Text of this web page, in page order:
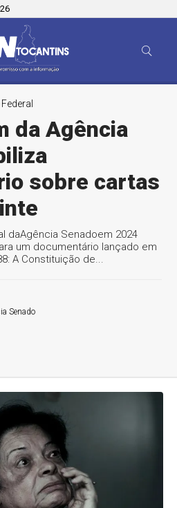
da Agência
sobre cartas
daAgência Senadoem 2024
um documentário lançado em
A Constituição de...
Senado